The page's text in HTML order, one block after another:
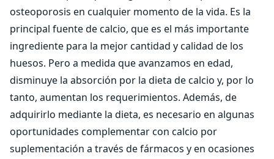
osteoporosis en cualquier momento de la vida. Es la
principal fuente de calcio, que es el más importante
ingrediente para la mejor cantidad y calidad de los
huesos. Pero a medida que avanzamos en edad,
disminuye la absorción por la dieta de calcio y, por lo
tanto, aumentan los requerimientos. Además, de
adquirirlo mediante la dieta, es necesario en algunas
oportunidades complementar con calcio por
suplementación a través de fármacos y en ocasiones